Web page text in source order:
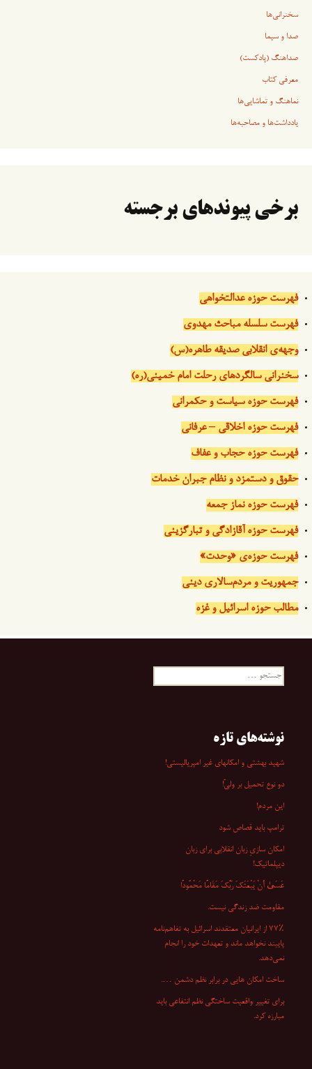
سخنرانی‏‏‌ها
صدا و سیما
صداهنگ (پادکست)
معرفی کتاب
نماهنگ و تماشایی‌ها
یادداشت‌ها و مصاحبه‌ها
برخی پیوندهای برجسته
فهرست حوزه عدالتخواهی
فهرست سلسله مباحث مهدوی
وجهه‌ی انقلابی صدیقه طاهره(س)
سخنرانی سالگردهای رحلت امام خمینی(ره)
فهرست حوزه سیاست و حکمرانی
فهرست حوزه اخلاقی – عرفانی
فهرست حوزه حجاب و عفاف
حقوق و دستمزد و نظام جبران خدمات
فهرست حوزه نماز جمعه
فهرست حوزه آقازادگی و تبارگزینی
فهرست حوزه‌ی «وحدت»
جمهوریت و مردم‌سالاری دینی
مطالب حوزه اسرائیل و غزه
جستجو
نوشته‌های تازه
شهید بهشتی و امکانهای غیر امپریالیستی!
دو نوع تحمیل بر ولیّ!
این مردم!
ترامپ باید قصاص شود
امکان سازیِ زبان انقلابی برای زبان
دیپلماتیک!
عَسَىٰ أَنْ یَبْعَثَکَ رَبُّکَ مَقَامًا مَحْمُودًا
مقاومت ضد زندگی نیست.
۷۷٪ از ایرانیان معتقدند اسرائیل به تفاهم‌نامه
پایبند نخواهد ماند و تعهدات خود را انجام
نمی‌دهد.
ساخت امکان هایی در برابر نظم دشمن ….
برای تغییر واقعیت ساختگی نظم انتفاعی باید
مبارزه کرد.